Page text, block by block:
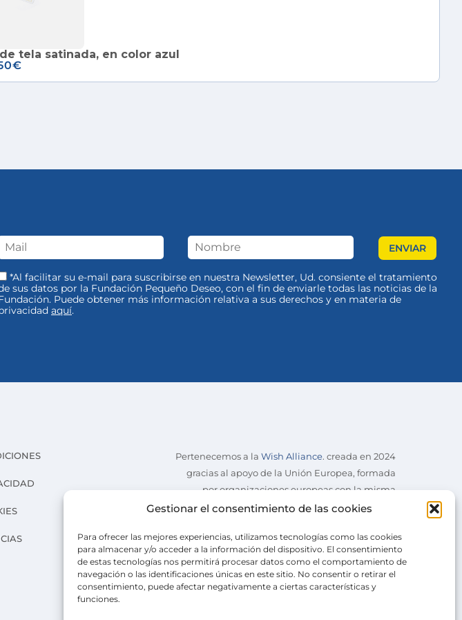
Gestionar el consentimiento de las cookies
Para ofrecer las mejores experiencias, utilizamos tecnologías como las cookies
para almacenar y/o acceder a la información del dispositivo. El consentimiento
de estas tecnologías nos permitirá procesar datos como el comportamiento de
navegación o las identificaciones únicas en este sitio. No consentir o retirar el
consentimiento, puede afectar negativamente a ciertas características y
funciones.
tela satinada, en color azul
€
*Al facilitar su e-mail para suscribirse en nuestra Newsletter, Ud. consiente el tratamiento
sus datos por la Fundación Pequeño Deseo, con el fin de enviarle todas las noticias de la
Puede obtener más información relativa a sus derechos y en materia de
aquí.
Pertenecemos a la Wish Alliance. creada en 2024
gracias al apoyo de la Unión Europea, formada
por organizaciones europeas con la misma
misión.